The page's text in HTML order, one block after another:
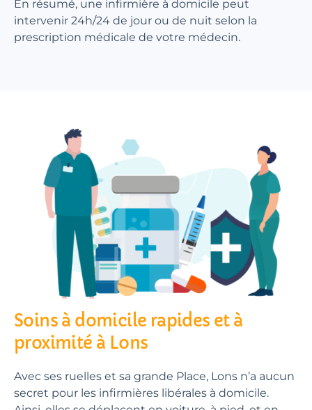
En résumé, une infirmière à domicile peut
intervenir 24h/24 de jour ou de nuit selon la
prescription médicale de votre médecin.
Soins à domicile rapides et à
proximité à Lons
Avec ses ruelles et sa grande Place, Lons n’a aucun
secret pour les infirmières libérales à domicile.